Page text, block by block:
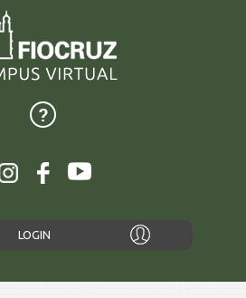
LOGIN